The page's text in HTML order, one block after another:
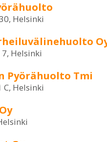
Helsinki
Helsinki
Pyörähuolto Tmi
Helsinki